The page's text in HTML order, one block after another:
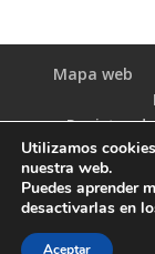
Mapa web
Registro
Utilizamos
nuestra web.
Puedes aprender
desactivarlas en
Aceptar